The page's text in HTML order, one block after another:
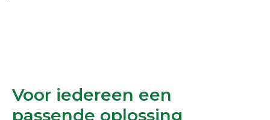
Voor iedereen een
passende oplossing